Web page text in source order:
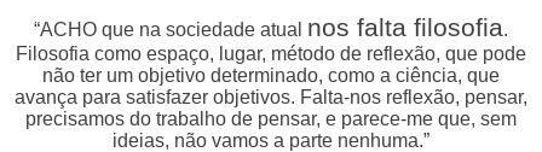
“ACHO que na sociedade atual nos falta filosofia.
Filosofia como espaço, lugar, método de reflexão, que pode
não ter um objetivo determinado, como a ciência, que
avança para satisfazer objetivos. Falta-nos reflexão, pensar,
precisamos do trabalho de pensar, e parece-me que, sem
ideias, não vamos a parte nenhuma.”